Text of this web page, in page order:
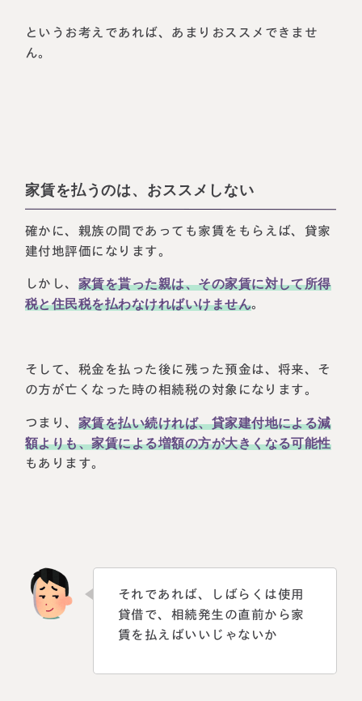
というお考えであれば、あまりおススメできませ
ん。
家賃を払うのは、おススメしない
確かに、親族の間であっても家賃をもらえば、貸家
建付地評価になります。
しかし、家賃を貰った親は、その家賃に対して所得
税と住民税を払わなければいけません。
そして、税金を払った後に残った預金は、将来、そ
の方が亡くなった時の相続税の対象になります。
つまり、家賃を払い続ければ、貸家建付地による減
額よりも、家賃による増額の方が大きくなる可能性
もあります。
それであれば、しばらくは使用
貸借で、相続発生の直前から家
賃を払えばいいじゃないか